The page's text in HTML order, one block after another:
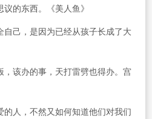
的东西。《美人鱼》
自己，是因为已经从孩子长成了大
，该办的事，天打雷劈也得办。宫
的人，不然又如何知道他们对我们